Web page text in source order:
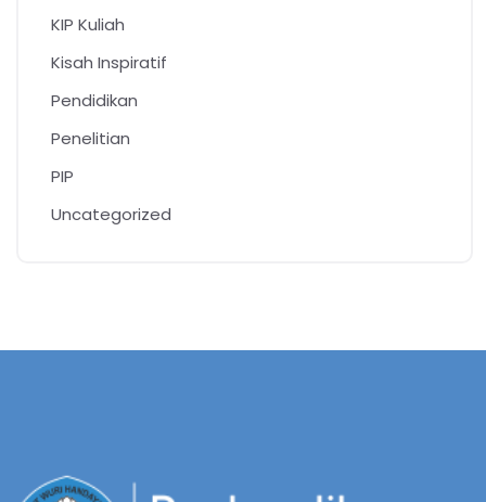
KIP Kuliah
Kisah Inspiratif
Pendidikan
Penelitian
PIP
Uncategorized